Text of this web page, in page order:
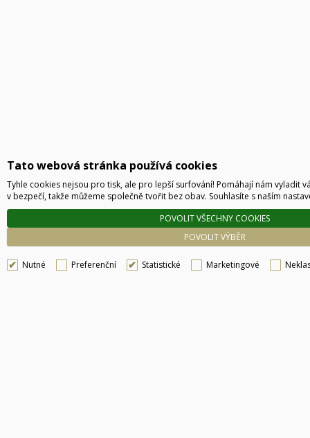
Tato webová stránka používá cookies
Tyhle cookies nejsou pro tisk, ale pro lepší surfování! Pomáhají nám vyladit
v bezpečí, takže můžeme společně tvořit bez obav. Souhlasíte s naším
POVOLIT VÝBĚR
POVOLIT VŠECHNY COOKIES
Nutné Preferenční Statistické Marketingové